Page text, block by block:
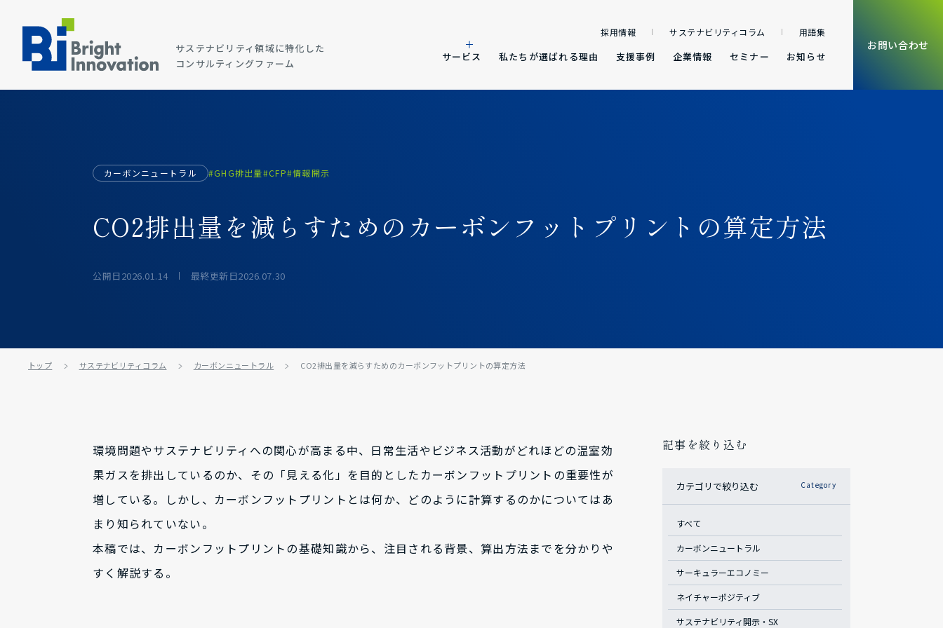
サステナビリティ領域に特化した
コンサルティングファーム
お問い合わせ
サービス 私たちが選ばれる理由 支援事例 企業情報 セミナー お知らせ
採用情報 サステナビリティコラム 用語集
カーボンニュートラル #GHG排出量#CFP#情報開示
CO2排出量を減らすためのカーボンフットプリントの算定方法
公開日2026.01.14 最終更新日2026.07.30
トップ サステナビリティコラム カーボンニュートラル CO2排出量を減らすためのカーボンフットプリントの算定方法
環境問題やサステナビリティへの関心が高まる中、日常生活やビジネス活動がどれほどの温室効
果ガスを排出しているのか、その「見える化」を目的としたカーボンフットプリントの重要性が
増している。しかし、カーボンフットプリントとは何か、どのように計算するのかについてはあ
まり知られていない。
本稿では、カーボンフットプリントの基礎知識から、注目される背景、算出方法までを分かりや
すく解説する。
記事を絞り込む
カテゴリで絞り込む Category
すべて
カーボンニュートラル
サーキュラーエコノミー
ネイチャーポジティブ
サステナビリティ開示・SX